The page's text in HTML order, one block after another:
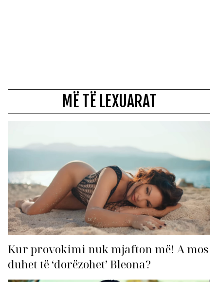
MË TË LEXUARAT
Kur provokimi nuk mjafton më! A mos
duhet të ‘dorëzohet’ Bleona?